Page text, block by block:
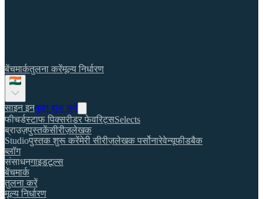
बेंचमार्कतुलना करेंमूल्य निर्धारण
साइन इनमुफ़्त शुरू करें
फीचर्डस्टाफ पिक्सरीडर फेवरिट्सSelects
ब्राउज़पुस्तकेंसीरीज़लेखक
Studioपुस्तक शुरू करेंमेरी सीरीज़लेखक पर्सोनारेवेन्यूफीडबैक
ब्लॉग
संसाधनगाइडटूल्स
बेंचमार्क
तुलना करें
मूल्य निर्धारण